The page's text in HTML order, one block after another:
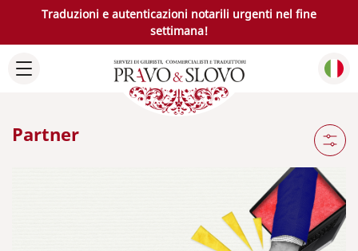
Traduzioni e autenticazioni notarili urgenti nel fine
settimana!
Partner